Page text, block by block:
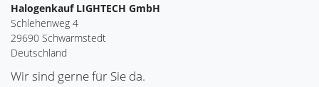
Halogenkauf LIGHTECH GmbH
Schlehenweg 4
29690 Schwarmstedt
Deutschland
Wir sind gerne für Sie da.